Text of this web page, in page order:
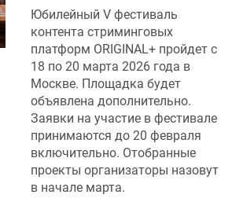
Юбилейный V фестиваль
контента стриминговых
платформ ORIGINAL+ пройдет с
18 по 20 марта 2026 года в
Москве. Площадка будет
объявлена дополнительно.
Заявки на участие в фестивале
принимаются до 20 февраля
включительно. Отобранные
проекты организаторы назовут
в начале марта.